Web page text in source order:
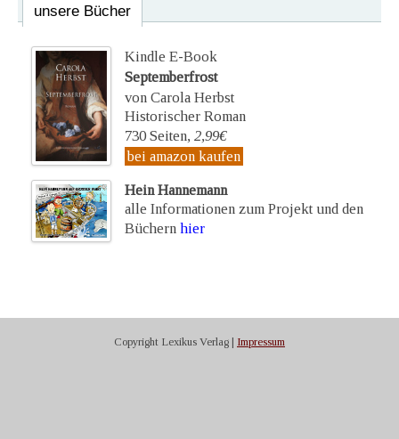
unsere Bücher
Kindle E-Book
Septemberfrost
von Carola Herbst
Historischer Roman
730 Seiten, 2,99€
bei amazon kaufen
Hein Hannemann
alle Informationen zum Projekt und den
Büchern hier
Copyright Lexikus Verlag | Impressum